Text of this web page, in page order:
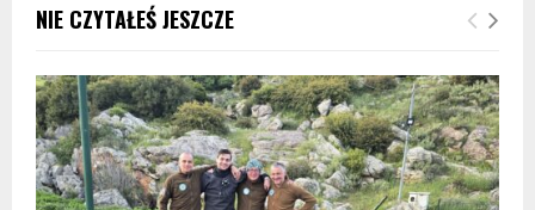
NIE CZYTAŁEŚ JESZCZE